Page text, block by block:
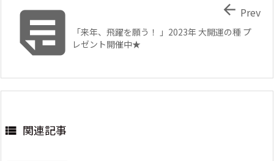

「来年、飛躍を願う！ 」2023年 大開運の種 プ
レゼント開催中★
 Prev
 関連記事